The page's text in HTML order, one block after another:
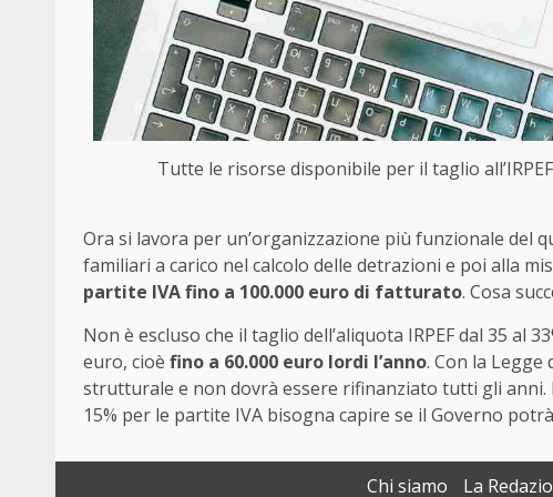
Tutte le risorse disponibile per il taglio
Ora si lavora per un’organizzazione più funzionale del
familiari a carico nel calcolo delle detrazioni e poi alla
partite IVA fino a 100.000 euro di fatturato. Cosa
Non è escluso che il taglio dell’aliquota IRPEF dal 35 al
euro, cioè fino a 60.000 euro lordi l’anno. Con la Legge
strutturale e non dovrà essere rifinanziato tutti gli
15% per le partite IVA bisogna capire se il Governo
Chi siamo La